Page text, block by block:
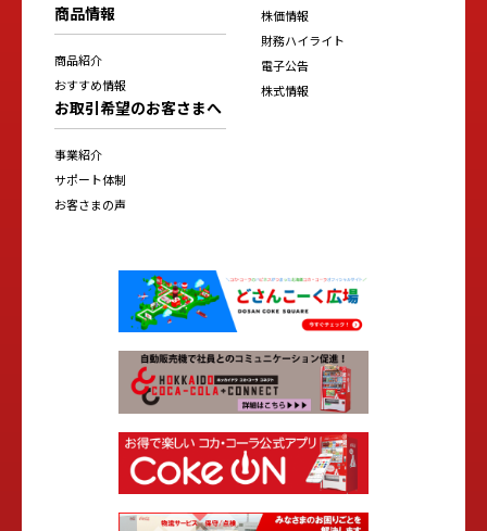
商品情報
商品紹介
おすすめ情報
お取引希望のお客さまへ
事業紹介
サポート体制
お客さまの声
株価情報
財務ハイライト
電子公告
株式情報